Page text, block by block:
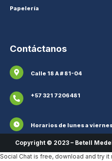
Papelería
Contáctanos
Calle 18 A # 81-04
+57 321 7206481
Horarios de lunes a viernes
Copyright © 2023 – Betell
Social Chat is free, download and try it